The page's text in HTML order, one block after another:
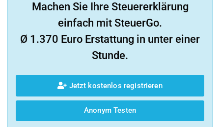
Machen Sie Ihre Steuererklärung
einfach mit SteuerGo.
Ø 1.370 Euro Erstattung in unter einer
Stunde.
Jetzt kostenlos registrieren
Anonym Testen